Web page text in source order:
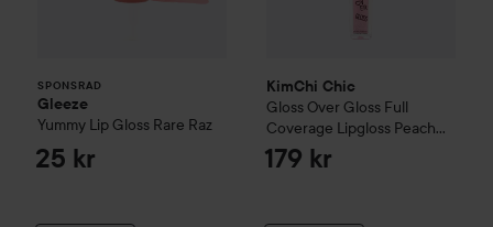
SPONSRAD
Gleeze
Yummy Lip Gloss Rare Raz
25 kr
KimChi Chic
Gloss Over Gloss Full
Coverage Lipgloss Peach
Shimmer
179 kr